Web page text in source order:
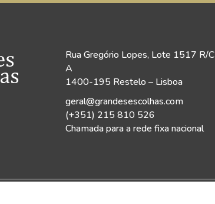
Rua Gregório Lopes, Lote 1517 R/C
A
1400-195 Restelo – Lisboa
geral@grandesescolhas.com
(+351) 215 810 526
Chamada para a rede fixa nacional